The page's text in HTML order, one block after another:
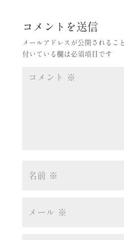
コメントを送信
メールアドレスが公開されるこ
付いている欄は必須項目です